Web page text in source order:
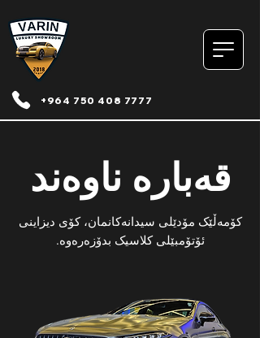
+964 750 408 7777
قەبارە ناوەند
کۆمەڵێک مۆدێلی سیدانەکانمان، کۆی دیزاینی
ئۆتۆمبێلی کلاسیک بدۆزەرەوە.